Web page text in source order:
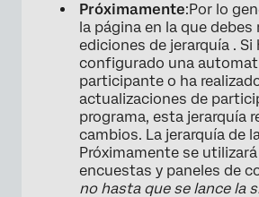
Próximamente:Por lo
la página en la que debes
ediciones de jerarquía . Si
configurado una
participante o ha
actualizaciones de
programa, esta jerarquía
cambios. La jerarquía de
Próximamente se
encuestas y paneles de
no hasta que se lance la